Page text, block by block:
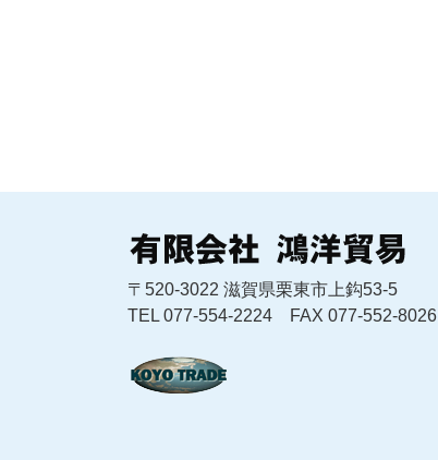
〒520-3022 滋賀県栗東市上鈎53-5
TEL 077-554-2224 FAX 077-552-8026